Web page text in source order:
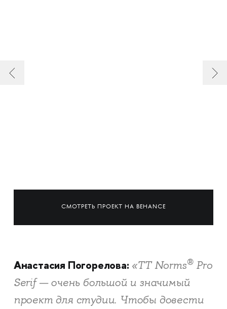
СМОТРЕТЬ ПРОЕКТ НА BEHANCE
Анастасия Погорелова: «TT Norms®Pro
Serif — очень большой и значимый
проект для студии. Чтобы довести